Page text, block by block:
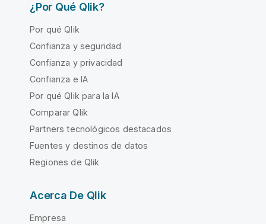
¿Por Qué Qlik?
Por qué Qlik
Confianza y seguridad
Confianza y privacidad
Confianza e IA
Por qué Qlik para la IA
Comparar Qlik
Partners tecnológicos destacados
Fuentes y destinos de datos
Regiones de Qlik
Acerca De Qlik
Empresa